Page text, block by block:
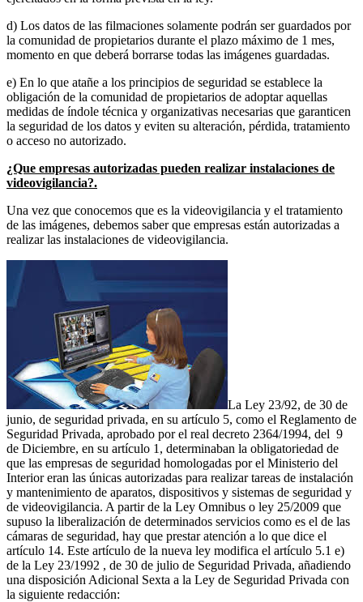
d) Los datos de las filmaciones solamente podrán ser guardados por
la comunidad de propietarios durante el plazo máximo de 1 mes,
momento en que deberá borrarse todas las imágenes guardadas.
e) En lo que atañe a los principios de seguridad se establece la
obligación de la comunidad de propietarios de adoptar aquellas
medidas de índole técnica y organizativas necesarias que garanticen
la seguridad de los datos y eviten su alteración, pérdida, tratamiento
o acceso no autorizado.
¿Que empresas autorizadas pueden realizar instalaciones de
videovigilancia?.
Una vez que conocemos que es la videovigilancia y el tratamiento
de las imágenes, debemos saber que empresas están autorizadas a
realizar las instalaciones de videovigilancia.
La Ley 23/92, de 30 de
junio, de seguridad privada, en su artículo 5, como el Reglamento de
Seguridad Privada, aprobado por el real decreto 2364/1994, del 9
de Diciembre, en su artículo 1, determinaban la obligatoriedad de
que las empresas de seguridad homologadas por el Ministerio del
Interior eran las únicas autorizadas para realizar tareas de instalación
y mantenimiento de aparatos, dispositivos y sistemas de seguridad y
de videovigilancia. A partir de la Ley Omnibus o ley 25/2009 que
supuso la liberalización de determinados servicios como es el de las
cámaras de seguridad, hay que prestar atención a lo que dice el
artículo 14. Este artículo de la nueva ley modifica el artículo 5.1 e)
de la Ley 23/1992 , de 30 de julio de Seguridad Privada, añadiendo
una disposición Adicional Sexta a la Ley de Seguridad Privada con
la siguiente redacción: